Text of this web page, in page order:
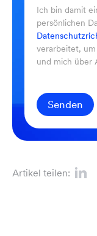
Ich bin damit
persönlichen
verarbeitet,
und mich über
Senden
Artikel teilen: